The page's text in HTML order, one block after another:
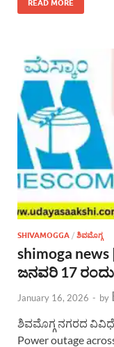
READ MORE
SHIVAMOGGA / ಶಿವಮೊಗ್ಗ
shimoga
ಜನವರಿ 17 ರಂದು
January 16, 2026 - by
ಶಿವಮೊಗ್ಗ ನಗರದ
Power outage